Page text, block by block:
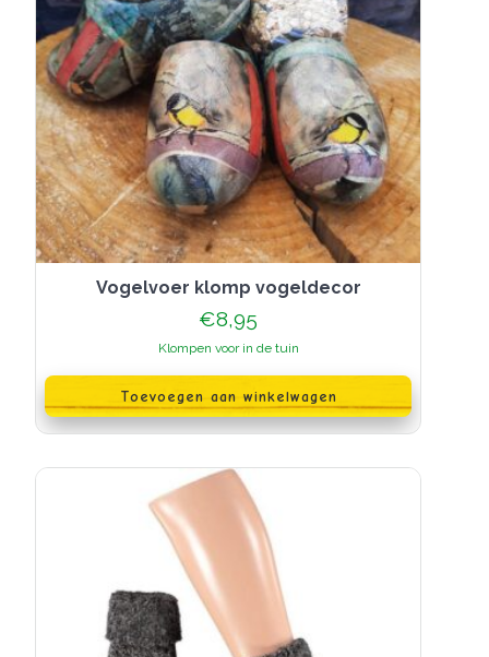
Vogelvoer klomp vogeldecor
€8,95
Klompen voor in de tuin
Toevoegen aan winkelwagen